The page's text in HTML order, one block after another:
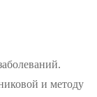
и методу